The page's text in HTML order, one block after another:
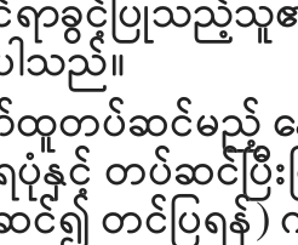
ာခွင့်ပြုသည့်သူ
ါသည်။
တပ်ဆင်မည့် န
ပုံနှင့် တပ်ဆင်ပ
ဆင်၍ တင်ပြရန်